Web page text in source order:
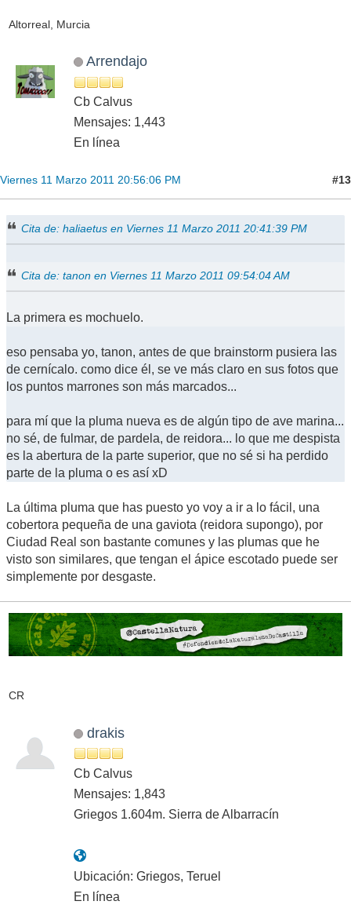
Altorreal, Murcia
Arrendajo
Cb Calvus
Mensajes: 1,443
En línea
Viernes 11 Marzo 2011 20:56:06 PM #13
Cita de: haliaetus en Viernes 11 Marzo 2011 20:41:39 PM
Cita de: tanon en Viernes 11 Marzo 2011 09:54:04 AM
La primera es mochuelo.
eso pensaba yo, tanon, antes de que brainstorm pusiera las
de cernícalo. como dice él, se ve más claro en sus fotos que
los puntos marrones son más marcados...
para mí que la pluma nueva es de algún tipo de ave marina...
no sé, de fulmar, de pardela, de reidora... lo que me despista
es la abertura de la parte superior, que no sé si ha perdido
parte de la pluma o es así xD
La última pluma que has puesto yo voy a ir a lo fácil, una
cobertora pequeña de una gaviota (reidora supongo), por
Ciudad Real son bastante comunes y las plumas que he
visto son similares, que tengan el ápice escotado puede ser
simplemente por desgaste.
CR
drakis
Cb Calvus
Mensajes: 1,843
Griegos 1.604m. Sierra de Albarracín
Ubicación: Griegos, Teruel
En línea